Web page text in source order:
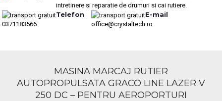
intretinere si reparatie de drumuri si cai rutiere.
Telefon
0371183566
E-mail
office@crystaltech.ro
MASINA MARCAJ RUTIER
AUTOPROPULSATA GRACO LINE LAZER V
250 DC – PENTRU AEROPORTURI